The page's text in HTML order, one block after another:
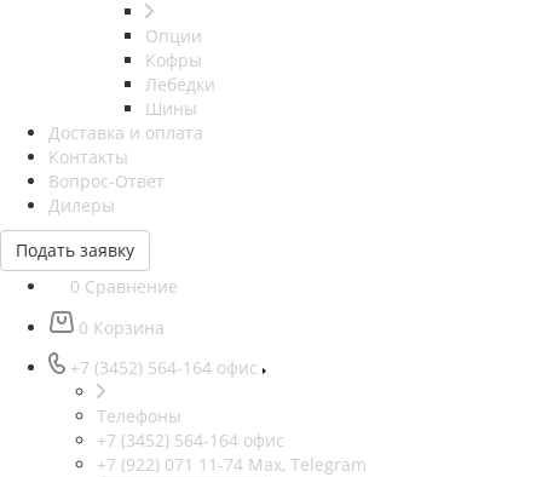
Опции
Кофры
Лебёдки
Шины
Доставка и оплата
Контакты
Вопрос-Ответ
Дилеры
Подать заявку
0 Сравнение
0 Корзина
+7 (3452) 564-164 офис
Телефоны
+7 (3452) 564-164 офис
+7 (922) 071 11-74 Max, Telegram